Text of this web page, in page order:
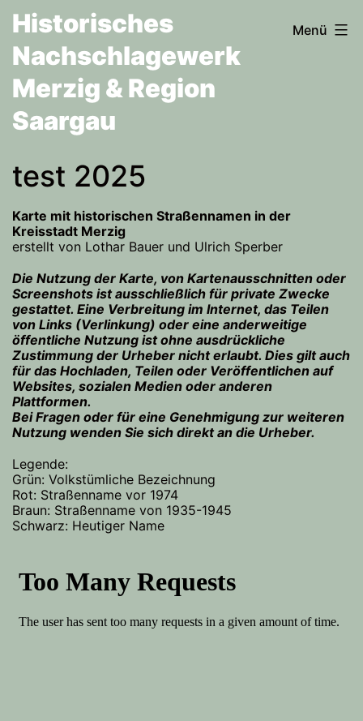
Zum
Inhalt
springen
Historisches
Nachschlagewerk
Merzig & Region
Saargau
Menü
test 2025
Karte mit historischen Straßennamen in der
Kreisstadt Merzig
erstellt von Lothar Bauer und Ulrich Sperber
Die Nutzung der Karte, von Kartenausschnitten oder
Screenshots ist ausschließlich für private Zwecke
gestattet. Eine Verbreitung im Internet, das Teilen
von Links (Verlinkung) oder eine anderweitige
öffentliche Nutzung ist ohne ausdrückliche
Zustimmung der Urheber nicht erlaubt. Dies gilt auch
für das Hochladen, Teilen oder Veröffentlichen auf
Websites, sozialen Medien oder anderen
Plattformen.
Bei Fragen oder für eine Genehmigung zur weiteren
Nutzung wenden Sie sich direkt an die Urheber.
Legende:
Grün: Volkstümliche Bezeichnung
Rot: Straßenname vor 1974
Braun: Straßenname von 1935-1945
Schwarz: Heutiger Name